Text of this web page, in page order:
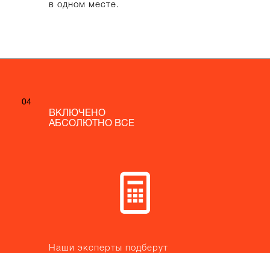
в одном месте.
04
ВКЛЮЧЕНО
АБСОЛЮТНО ВСЕ
Наши эксперты подберут
04
ВКЛЮЧЕНО
АБСОЛЮТНО ВСЕ
Наши эксперты подберут